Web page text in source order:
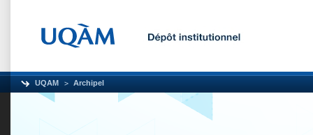
UQAM Archipel